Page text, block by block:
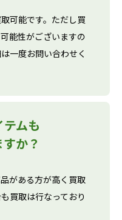
可能です。ただし買
能性がございますの
一度お問い合わせく
ムも
か？
がある方が高く買取
買取は行なっており